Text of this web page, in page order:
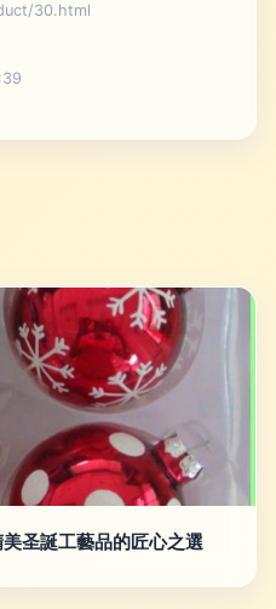
30.html
圣誕工藝品的匠心之選